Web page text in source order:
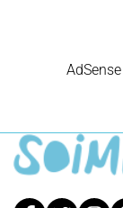
AdSense